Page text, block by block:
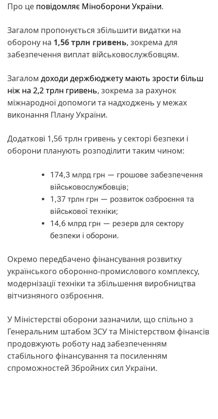
Про це повідомляє Міноборони України.
Загалом пропонується збільшити видатки на
оборону на 1,56 трлн гривень, зокрема для
забезпечення виплат військовослужбовцям.
Загалом доходи держбюджету мають зрости більш
ніж на 2,2 трлн гривень, зокрема за рахунок
міжнародної допомоги та надходжень у межах
виконання Плану України.
Додаткові 1,56 трлн гривень у секторі безпеки і
оборони планують розподілити таким чином:
174,3 млрд грн — грошове забезпечення
військовослужбовців;
1,37 трлн грн — розвиток озброєння та
військової техніки;
14,6 млрд грн — резерв для сектору
безпеки і оборони.
Окремо передбачено фінансування розвитку
українського оборонно-промислового комплексу,
модернізації техніки та збільшення виробництва
вітчизняного озброєння.
У Міністерстві оборони зазначили, що спільно з
Генеральним штабом ЗСУ та Міністерством фінансів
продовжують роботу над забезпеченням
стабільного фінансування та посиленням
спроможностей Збройних сил України.